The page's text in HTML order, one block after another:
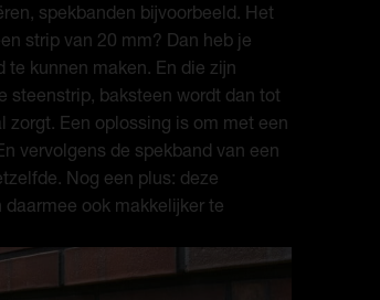
spekbanden bijvoorbeeld. Het
strip van 20 mm? Dan heb je
kunnen maken. En die zijn
steenstrip, baksteen wordt dan tot
zorgt. Een oplossing is om met een
vervolgens de spekband van een
Nog een plus: deze
ook makkelijker te